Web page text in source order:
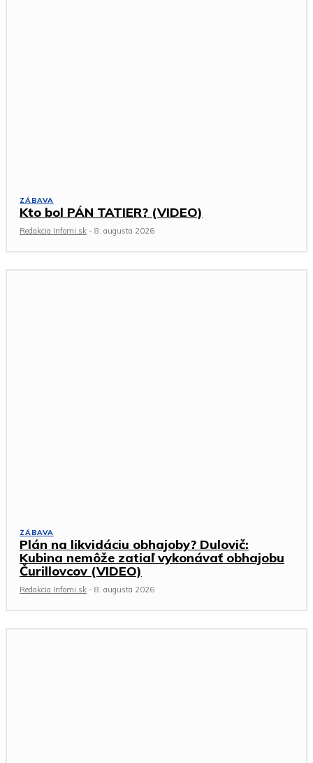
ZÁBAVA
Kto bol PÁN TATIER? (VIDEO)
Redakcia Infomi.sk - 8. augusta 2026
ZÁBAVA
Plán na likvidáciu obhajoby? Dulovič:
Kubina nemôže zatiaľ vykonávať obhajobu
Čurillovcov (VIDEO)
Redakcia Infomi.sk - 8. augusta 2026